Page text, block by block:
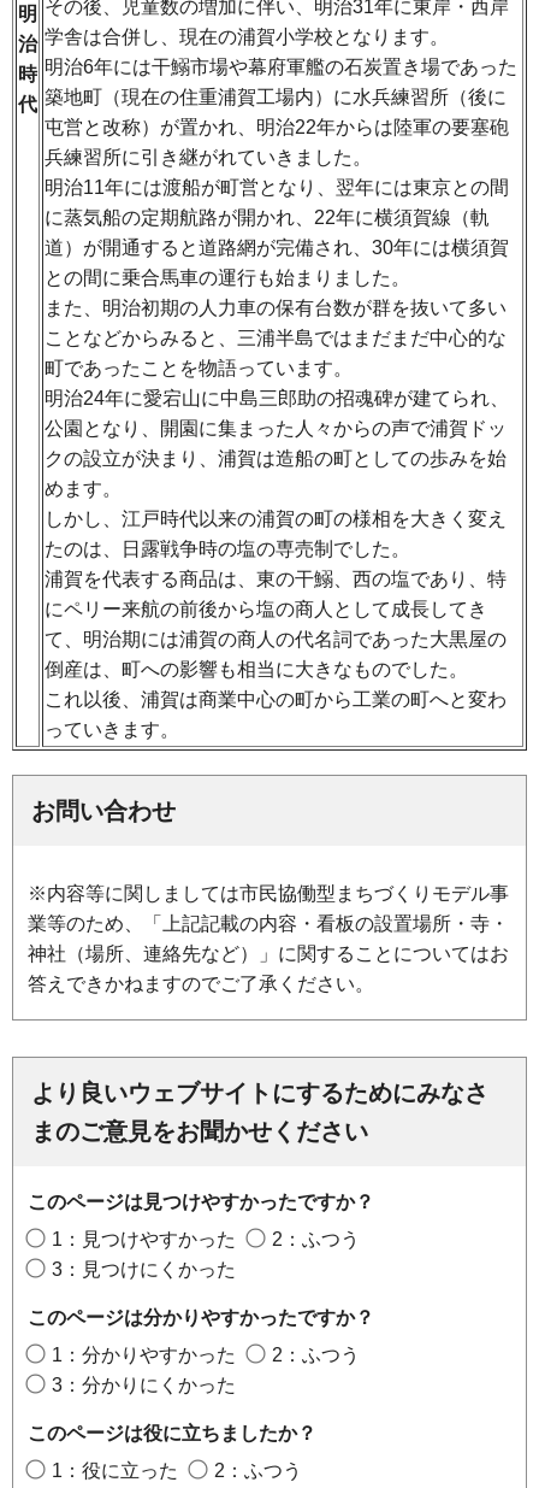
明
治
時
代
その後、児童数の増加に伴い、明治31年に東岸・西岸
学舎は合併し、現在の浦賀小学校となります。
明治6年には干鰯市場や幕府軍艦の石炭置き場であった
築地町（現在の住重浦賀工場内）に水兵練習所（後に
屯営と改称）が置かれ、明治22年からは陸軍の要塞砲
兵練習所に引き継がれていきました。
明治11年には渡船が町営となり、翌年には東京との間
に蒸気船の定期航路が開かれ、22年に横須賀線（軌
道）が開通すると道路網が完備され、30年には横須賀
との間に乗合馬車の運行も始まりました。
また、明治初期の人力車の保有台数が群を抜いて多い
ことなどからみると、三浦半島ではまだまだ中心的な
町であったことを物語っています。
明治24年に愛宕山に中島三郎助の招魂碑が建てられ、
公園となり、開園に集まった人々からの声で浦賀ドッ
クの設立が決まり、浦賀は造船の町としての歩みを始
めます。
しかし、江戸時代以来の浦賀の町の様相を大きく変え
たのは、日露戦争時の塩の専売制でした。
浦賀を代表する商品は、東の干鰯、西の塩であり、特
にペリー来航の前後から塩の商人として成長してき
て、明治期には浦賀の商人の代名詞であった大黒屋の
倒産は、町への影響も相当に大きなものでした。
これ以後、浦賀は商業中心の町から工業の町へと変わ
っていきます。
お問い合わせ
※内容等に関しましては市民協働型まちづくりモデル事
業等のため、「上記記載の内容・看板の設置場所・寺・
神社（場所、連絡先など）」に関することについてはお
答えできかねますのでご了承ください。
より良いウェブサイトにするためにみなさ
まのご意見をお聞かせください
このページは見つけやすかったですか？
1：見つけやすかった
2：ふつう
3：見つけにくかった
このページは分かりやすかったですか？
1：分かりやすかった
2：ふつう
3：分かりにくかった
このページは役に立ちましたか？
1：役に立った
2：ふつう